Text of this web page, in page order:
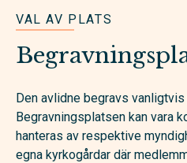
VAL AV PLATS
Den avlidne begravs
Begravningsplatsen kan vara
hanteras av respektive
egna kyrkogårdar där